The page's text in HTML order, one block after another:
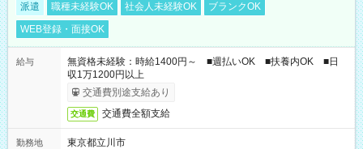
派遣 職種未経験OK 社会人未経験OK
ブランクOK
WEB登録・面接OK
給与
無資格未経験：時給1400円～ ■週払いOK ■扶養内OK ■日
収1万1200円以上
交通費別途支給あり
交通費 交通費全額支給
勤務地
東京都立川市